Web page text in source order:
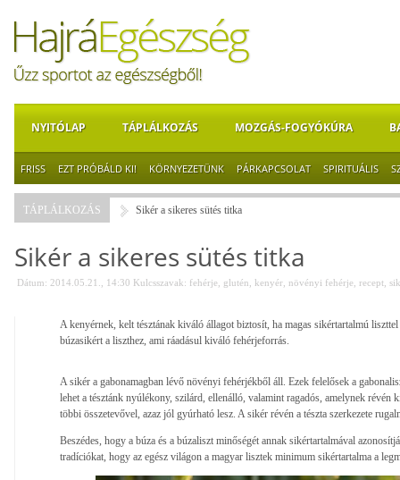
NYITÓLAP TÁPLÁLKOZÁS MOZGÁS-FOGYÓKÚRA
FRISS EZT PRÓBÁLD KI! KÖRNYEZETÜNK PÁRKAPCSOLAT SPIRITUÁLIS
TÁPLÁLKOZÁS Sikér a sikeres sütés titka
Sikér a sikeres sütés titka
Dátum: 2014.05.21., 14:30 Kulcsszavak: fehérje glutén kenyér növényi fehérje recept
A kenyérnek, kelt tésztának kiváló állagot biztosít, ha magas sikértartalmú
búzasikért a liszthez, ami ráadásul kiváló fehérjeforrás.
A sikér a gabonamagban lévő növényi fehérjékből áll. Ezek felelősek a
lehet a tésztánk nyúlékony, szilárd, ellenálló, valamint ragadós, amelynek révén
többi összetevővel, azaz jól gyúrható lesz. A sikér révén a tészta szerkezete
Beszédes, hogy a búza és a búzaliszt minőségét annak sikértartalmával
tradíciókat, hogy az egész világon a magyar lisztek minimum sikértartalma a